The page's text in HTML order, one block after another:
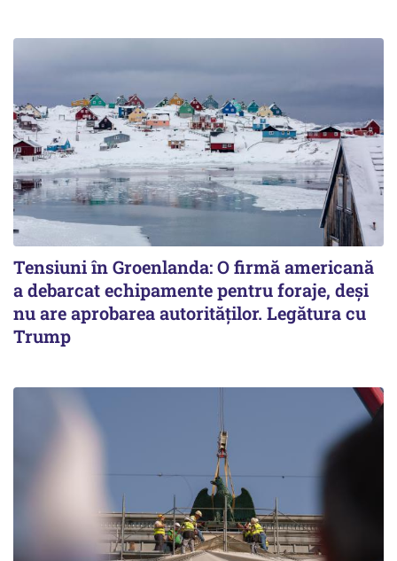
Tensiuni în Groenlanda: O firmă americană
a debarcat echipamente pentru foraje, deși
nu are aprobarea autorităților. Legătura cu
Trump